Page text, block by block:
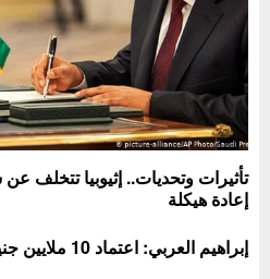
تأثيرات وتحديات.. إثيوبيا تتخلف
إعادة هيكلة
إبراهيم العربي: اعتماد 10 ملايين جنيه لمشروع الرعاية الصحية